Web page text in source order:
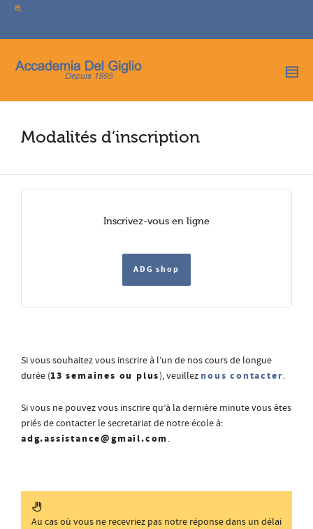
Modalités d’inscription
Inscrivez-vous en ligne
ADG shop
Si vous souhaitez vous inscrire à l’un de nos cours de longue
durée (13 semaines ou plus), veuillez nous contacter.
Si vous ne pouvez vous inscrire qu’à la dernière minute vous êtes
priés de contacter le secretariat de notre école à:
adg.assistance@gmail.com.
Au cas où vous ne recevriez pas notre réponse dans un délai